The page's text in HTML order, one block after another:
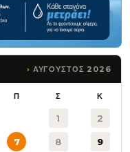
ΑΥΓΟΥΣΤΟΣ 2026
Π Σ Κ
1 2
7 8 9